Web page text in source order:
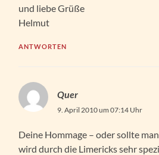
und liebe Grüße
Helmut
ANTWORTEN
Quer
9. April 2010 um 07:14 Uhr
Deine Hommage – oder sollte
wird durch die Limericks sehr